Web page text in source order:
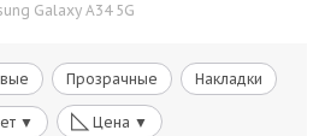
Galaxy A34 5G
Прозрачные Накладки
▼ ◺ Цена ▼